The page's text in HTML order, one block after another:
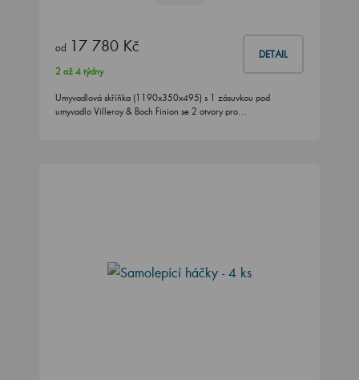
od 17 780 Kč DETAIL
2 až 4 týdny
Umyvadlová skříňka (1190x350x495) s 1 zásuvkou pod
umyvadlo Villeroy & Boch Finion se 2 otvory pro…